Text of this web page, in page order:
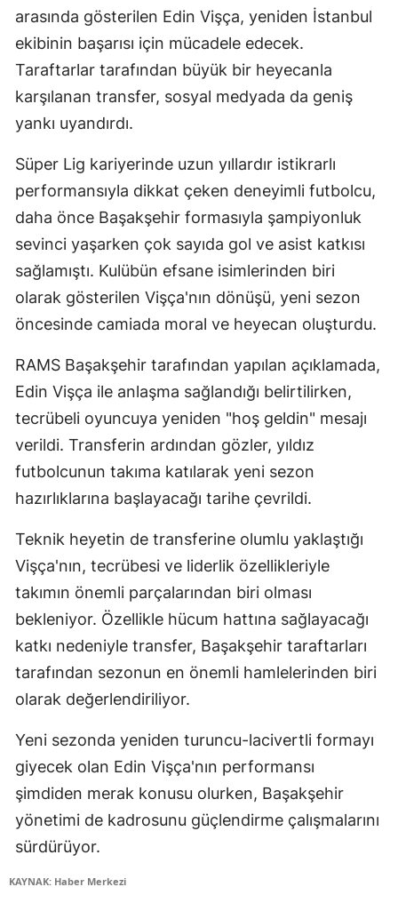
arasında gösterilen Edin Vişça, yeniden İstanbul
ekibinin başarısı için mücadele edecek.
Taraftarlar tarafından büyük bir heyecanla
karşılanan transfer, sosyal medyada da geniş
yankı uyandırdı.
Süper Lig kariyerinde uzun yıllardır istikrarlı
performansıyla dikkat çeken deneyimli futbolcu,
daha önce Başakşehir formasıyla şampiyonluk
sevinci yaşarken çok sayıda gol ve asist katkısı
sağlamıştı. Kulübün efsane isimlerinden biri
olarak gösterilen Vişça'nın dönüşü, yeni sezon
öncesinde camiada moral ve heyecan oluşturdu.
RAMS Başakşehir tarafından yapılan açıklamada,
Edin Vişça ile anlaşma sağlandığı belirtilirken,
tecrübeli oyuncuya yeniden "hoş geldin" mesajı
verildi. Transferin ardından gözler, yıldız
futbolcunun takıma katılarak yeni sezon
hazırlıklarına başlayacağı tarihe çevrildi.
Teknik heyetin de transferine olumlu yaklaştığı
Vişça'nın, tecrübesi ve liderlik özellikleriyle
takımın önemli parçalarından biri olması
bekleniyor. Özellikle hücum hattına sağlayacağı
katkı nedeniyle transfer, Başakşehir taraftarları
tarafından sezonun en önemli hamlelerinden biri
olarak değerlendiriliyor.
Yeni sezonda yeniden turuncu-lacivertli formayı
giyecek olan Edin Vişça'nın performansı
şimdiden merak konusu olurken, Başakşehir
yönetimi de kadrosunu güçlendirme çalışmalarını
sürdürüyor.
KAYNAK: Haber Merkezi